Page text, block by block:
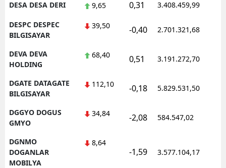
DESA DESA DERI 9,65 0,31 3.408.459,99
DESPC DESPEC
BILGISAYAR
39,50 -0,40 2.701.321,68
DEVA DEVA
HOLDING
68,40 0,51 3.191.272,70
DGATE DATAGATE
BILGISAYAR
112,10 -0,18 5.829.531,50
DGGYO DOGUS
GMYO
34,84 -2,08 584.547,02
DGNMO
DOGANLAR
MOBILYA
8,64
-1,59 3.577.104,17